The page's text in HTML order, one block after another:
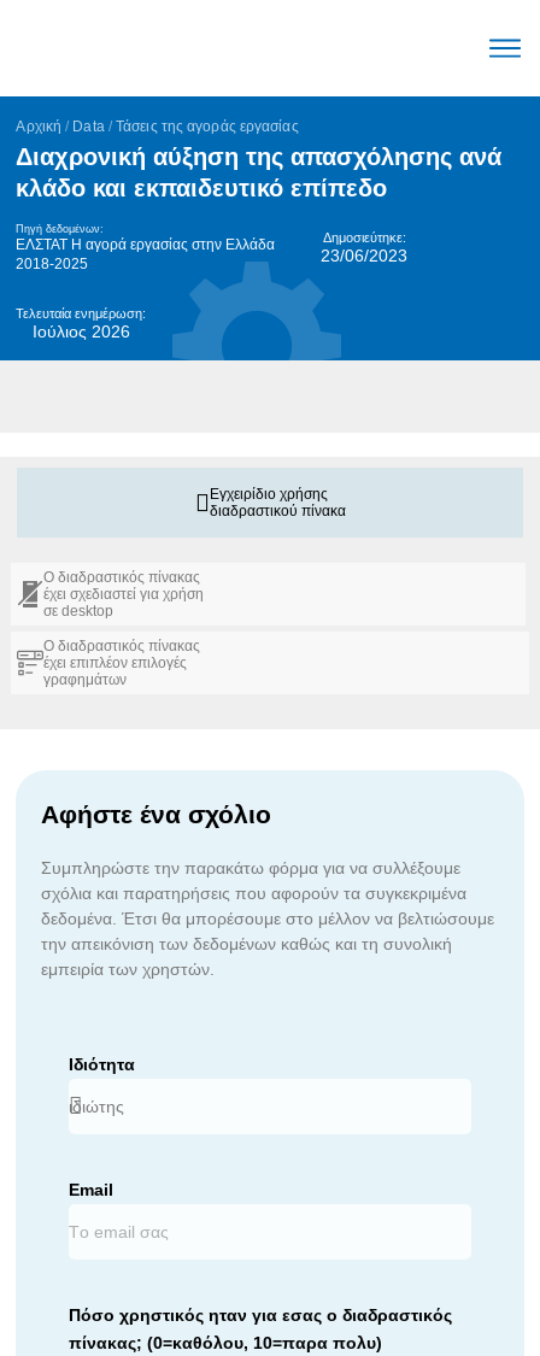
Αρχική / Data/Τάσεις της αγοράς εργασίας
Διαχρονική αύξηση της απασχόλησης ανά
κλάδο και εκπαιδευτικό επίπεδο
Πηγή δεδομένων:
ΕΛΣΤΑΤ Η αγορά εργασίας στην Ελλάδα
2018-2025
Δημοσιεύτηκε:
23/06/2023
Τελευταία ενημέρωση:
Ιούλιος 2026
Εγχειρίδιο χρήσης
διαδραστικού πίνακα
Ο διαδραστικός πίνακας
έχει σχεδιαστεί για χρήση
σε desktop
Ο διαδραστικός πίνακας
έχει επιπλέον επιλογές
γραφημάτων
Αφήστε ένα σχόλιο
Συμπληρώστε την παρακάτω φόρμα για να συλλέξουμε
σχόλια και παρατηρήσεις που αφορούν τα συγκεκριμένα
δεδομένα. Έτσι θα μπορέσουμε στο μέλλον να βελτιώσουμε
την απεικόνιση των δεδομένων καθώς και τη συνολική
εμπειρία των χρηστών.
Ιδιότητα
Email
Πόσο χρηστικός ηταν για εσας ο διαδραστικός
πίνακας; (0=καθόλου, 10=παρα πολυ)